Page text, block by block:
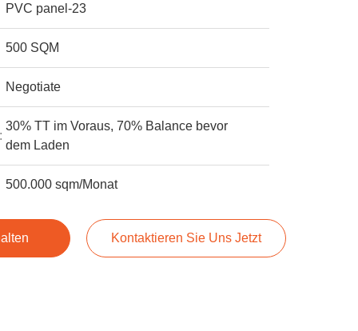
PVC panel-23
500 SQM
Negotiate
30% TT im Voraus, 70% Balance bevor
dem Laden
500.000 sqm/Monat
Kontaktieren Sie Uns Jetzt